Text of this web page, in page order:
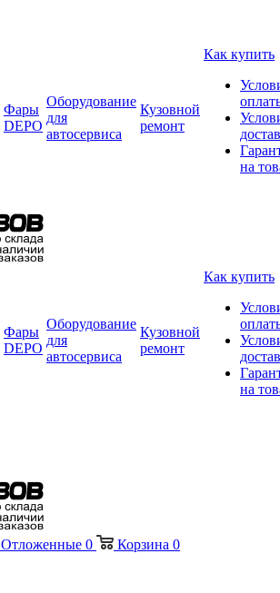
Фары
DEPO
Оборудование
для
автосервиса
Кузовной
ремонт
Как купить
на
Фары
DEPO
Оборудование
для
автосервиса
Кузовной
ремонт
Как купить
на
Отложенные 0 Корзина 0